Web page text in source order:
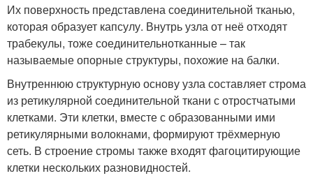
Их поверхность представлена соединительной тканью,
которая образует капсулу. Внутрь узла от неё отходят
трабекулы, тоже соединительнотканные – так
называемые опорные структуры, похожие на балки.
Внутреннюю структурную основу узла составляет строма
из ретикулярной соединительной ткани с отростчатыми
клетками. Эти клетки, вместе с образованными ими
ретикулярными волокнами, формируют трёхмерную
сеть. В строение стромы также входят фагоцитирующие
клетки нескольких разновидностей.